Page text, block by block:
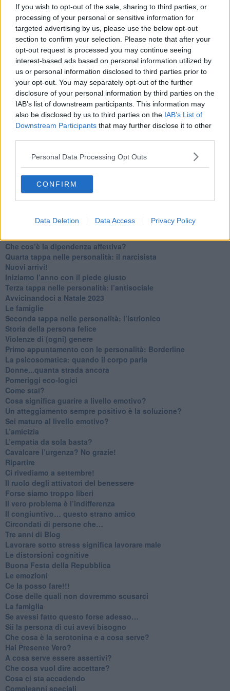
If you wish to opt-out of the sale, sharing to third parties, or
processing of your personal or sensitive information for
targeted advertising by us, please use the below opt-out
section to confirm your selection. Please note that after your
opt-out request is processed you may continue seeing
interest-based ads based on personal information utilized by
us or personal information disclosed to third parties prior to
your opt-out. You may separately opt-out of the further
disclosure of your personal information by third parties on the
IAB’s list of downstream participants. This information may
also be disclosed by us to third parties on the IAB’s List of
Downstream Participants that may further disclose it to other
Personal Data Processing Opt Outs
CONFIRM
Data Deletion Data Access Privacy Policy
​Storie antiche di tempi moderni
​Quello che alle mamme non dicono
Adultescenza
Homo imbecillis
​4 anni di Blog
Quando il silenzio è aggressivo
​Il passato, questo conosciuto!
​Clima ballerino e sbalzi d’umore
La maternità
​L’uomo o l’orso?
Non hanno un amico a teatro​
​Tutta una questione di rispetto
​Cose che ci esauriscono
​Vespa che passione!
​Lasciate ai vostri figli il diritto di piangere
​Parole d’amore regalate al vento
​Essere genitori di un adolescente
​Saper pazientare
​Giornata del Fiocchetto Lilla
Contornati di persone che…
Che cos’è la dipendenza affettiva?
Quarta tappa nelle personalità: il narcisista
​Nuovi arrivi!
​Iniziamo l’anno con il piede giusto
​Terza tappa nelle personalità: l’antisociale
​Avvicinandoci a Natale 2023
Le famiglie
Seconda tappa nelle personalità: l’istrionico
​Storia della persona felice
Violenze di (ogni) genere
​Primo appuntamento con le personalità: Borderline
La psicosomatica: quando il corpo parla
Donne...quanta strada ancora
​Pomeriggi eco-logici
​Come stai?
Cosa significa guarire a livello emotivo?
​Un atteggiamento sempre positivo è la soluzione?
​Sei maturo al livello emotivo?
​L’amicizia
​L’empatia da sola basta?
​Cavalcare l’urgenza? No grazie!
Ripartire
​Ci rivediamo a settembre!
​Il ruolo degli attivatori del benessere
​Forse siamo troppo liberi
​Il vero problema è l’indifferenza
​Il congiuntivo… questo strano amico
​Circondati di persone che…
​Tre anni di Blog
​Lavorare sotto stress significa lavorare male
​Le distorsioni cognitive
​Buona Festa della Repubblica
Le emozioni
​Ce la posso fare!!!
​Cose delle quali non dovremmo scusarci
​La famiglia
​Se avessi fatto questo forse adesso…
​Sii la persona di cui avevi bisogno
Che cosa è la serotonina e a cosa serve?
​Hai Presente Vero?
A cosa serve essere assertivi?
​Che cosa vuol dire accettare?
​Cosa ci sta accadendo
​Compleanni speciali